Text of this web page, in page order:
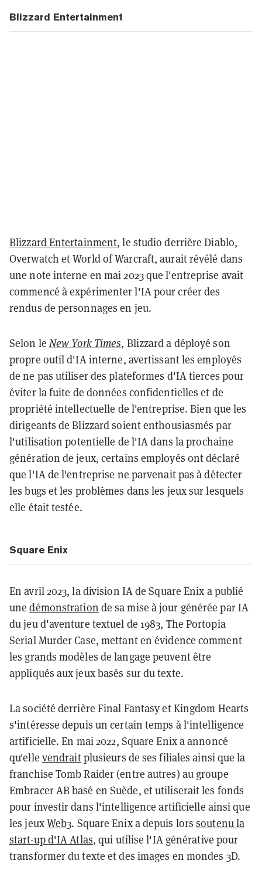
Blizzard Entertainment
Blizzard Entertainment, le studio derrière Diablo,
Overwatch et World of Warcraft, aurait révélé dans
une note interne en mai 2023 que l'entreprise avait
commencé à expérimenter l'IA pour créer des
rendus de personnages en jeu.
Selon le New York Times, Blizzard a déployé son
propre outil d'IA interne, avertissant les employés
de ne pas utiliser des plateformes d'IA tierces pour
éviter la fuite de données confidentielles et de
propriété intellectuelle de l'entreprise. Bien que les
dirigeants de Blizzard soient enthousiasmés par
l'utilisation potentielle de l'IA dans la prochaine
génération de jeux, certains employés ont déclaré
que l'IA de l'entreprise ne parvenait pas à détecter
les bugs et les problèmes dans les jeux sur lesquels
elle était testée.
Square Enix
En avril 2023, la division IA de Square Enix a publié
unedémonstration de sa mise à jour générée par IA
du jeu d'aventure textuel de 1983, The Portopia
Serial Murder Case, mettant en évidence comment
les grands modèles de langage peuvent être
appliqués aux jeux basés sur du texte.
La société derrière Final Fantasy et Kingdom Hearts
s'intéresse depuis un certain temps à l'intelligence
artificielle. En mai 2022, Square Enix a annoncé
qu'elle vendraitplusieurs de ses filiales ainsi que la
franchise Tomb Raider (entre autres) au groupe
Embracer AB basé en Suède, et utiliserait les fonds
pour investir dans l'intelligence artificielle ainsi que
les jeuxWeb3. Square Enix a depuis lorssoutenu la
start-up d'IA Atlas, qui utilise l'IA générative pour
transformer du texte et des images en mondes 3D.